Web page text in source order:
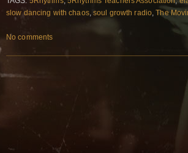
slow dancing with chaos,soul growth radio,The
No comments